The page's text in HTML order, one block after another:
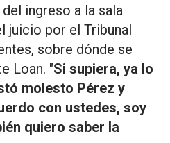
ingreso a la sala
juicio por el Tribunal
sobre dónde se
Loan. "Si supiera, ya lo
molesto Pérez y
con ustedes, soy
quiero saber la